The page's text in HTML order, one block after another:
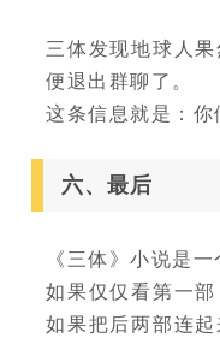
三体发现地球人
便退出群聊了。
这条信息就是：你
六、最后
《三体》小说是一
如果仅仅看第一
如果把后两部连